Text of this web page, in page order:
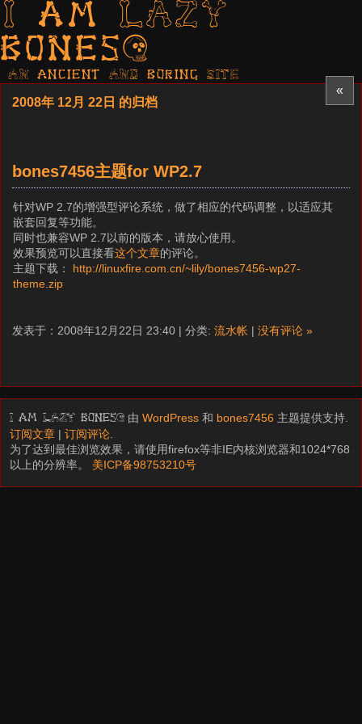
I am LAZY
bones?
AN ancient AND boring SITE
«
2008年 12月 22日 的归档
bones7456主题for WP2.7
针对WP 2.7的增强型评论系统，做了相应的代码调整，以适应其
嵌套回复等功能。
同时也兼容WP 2.7以前的版本，请放心使用。
效果预览可以直接看这个文章的评论。
主题下载： http://linuxfire.com.cn/~lily/bones7456-wp27-
theme.zip
发表于：2008年12月22日 23:40 | 分类: 流水帐 | 没有评论 »
I am LAZY bones? 由WordPress 和 bones7456 主题提供支持.
订阅文章 |订阅评论
为了达到最佳浏览效果，请使用firefox等非IE内核浏览器和1024*768
以上的分辨率。 美ICP备98753210号